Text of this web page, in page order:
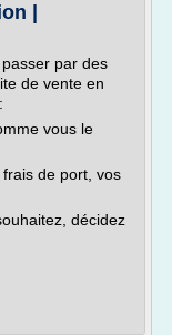
|
par des
de vente en
vous le
de port, vos
décidez